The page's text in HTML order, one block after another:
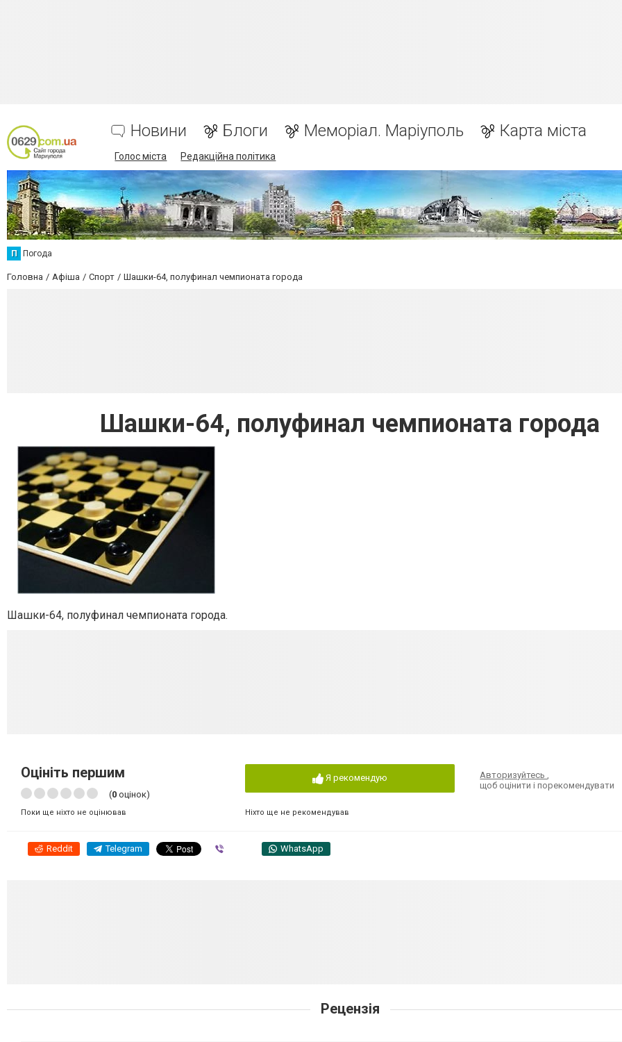
Новини Блоги Меморіал. Маріуполь Карта міста
Голос міста Редакційна політика
П Погода
Головна Афіша Спорт Шашки-64, полуфинал чемпионата города
Шашки-64, полуфинал чемпионата города
Шашки-64, полуфинал чемпионата города.
Оцініть першим
(0 оцінок)
Поки ще ніхто не оцінював
Я рекомендую
Ніхто ще не рекомендував
Авторизуйтесь,
щоб оцінити і порекомендувати
Reddit Telegram WhatsApp
Рецензія